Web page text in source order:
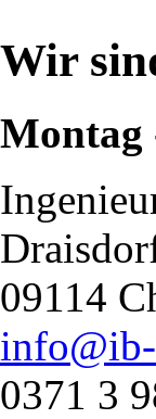
Wir
Montag
09114
0371 3